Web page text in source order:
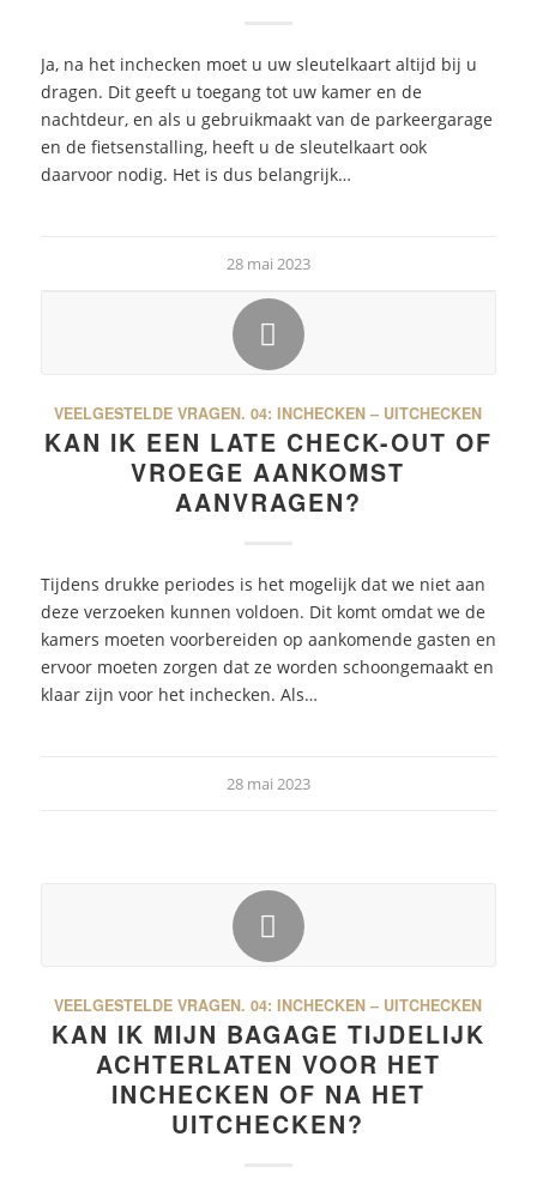
Ja, na het inchecken moet u uw sleutelkaart altijd bij u
dragen. Dit geeft u toegang tot uw kamer en de
nachtdeur, en als u gebruikmaakt van de parkeergarage
en de fietsenstalling, heeft u de sleutelkaart ook
daarvoor nodig. Het is dus belangrijk…
28 mai 2023
VEELGESTELDE VRAGEN. 04: INCHECKEN – UITCHECKEN
KAN IK EEN LATE CHECK-OUT OF
VROEGE AANKOMST
AANVRAGEN?
Tijdens drukke periodes is het mogelijk dat we niet aan
deze verzoeken kunnen voldoen. Dit komt omdat we de
kamers moeten voorbereiden op aankomende gasten en
ervoor moeten zorgen dat ze worden schoongemaakt en
klaar zijn voor het inchecken. Als…
28 mai 2023
VEELGESTELDE VRAGEN. 04: INCHECKEN – UITCHECKEN
KAN IK MIJN BAGAGE TIJDELIJK
ACHTERLATEN VOOR HET
INCHECKEN OF NA HET
UITCHECKEN?